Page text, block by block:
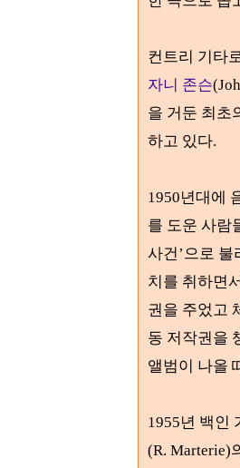
컨트리 기타
자니 존슨
을 거둔 최초
하고 있다.
1950년대에
를 도운 사람
사건 ’ 으로 불
치를 취하면
권을 주었고
동 저작권을
앨범이 나올
1955년 백인
(R. Marterie)